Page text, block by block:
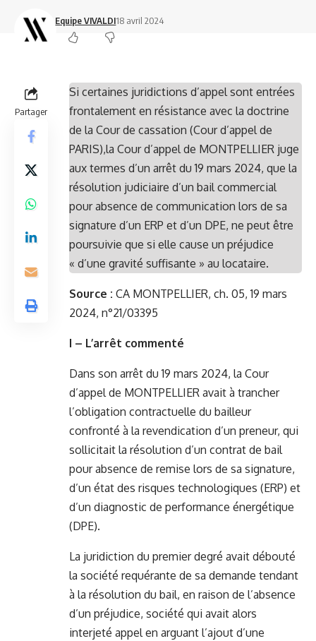
Equipe VIVALDI18 avril 2024
Partager
Si certaines juridictions d’appel sont entrées
frontalement en résistance avec la doctrine
de la Cour de cassation (Cour d’appel de
PARIS),la Cour d’appel de MONTPELLIER juge
aux termes d’un arrêt du 19 mars 2024, que la
résolution judiciaire d’un bail commercial
pour absence de communication lors de sa
signature d’un ERP et d’un DPE, ne peut être
poursuivie que si elle cause un préjudice
« d’une gravité suffisante » au locataire.
Source : CA MONTPELLIER, ch. 05, 19 mars
2024, n°21/03395
I – L’arrêt commenté
Dans son arrêt du 19 mars 2024, la Cour
d’appel de MONTPELLIER avait à trancher
l’obligation contractuelle du bailleur
confronté à la revendication d’un preneur, qui
sollicitait la résolution d’un contrat de bail
pour absence de remise lors de sa signature,
d’un état des risques technologiques (ERP) et
d’un diagnostic de performance énergétique
(DPE).
La juridiction du premier degré avait débouté
la société requérante de sa demande tendant
à la résolution du bail, en raison de l’absence
d’un préjudice, société qui avait alors
interjeté appel en arguant l’ajout d’une